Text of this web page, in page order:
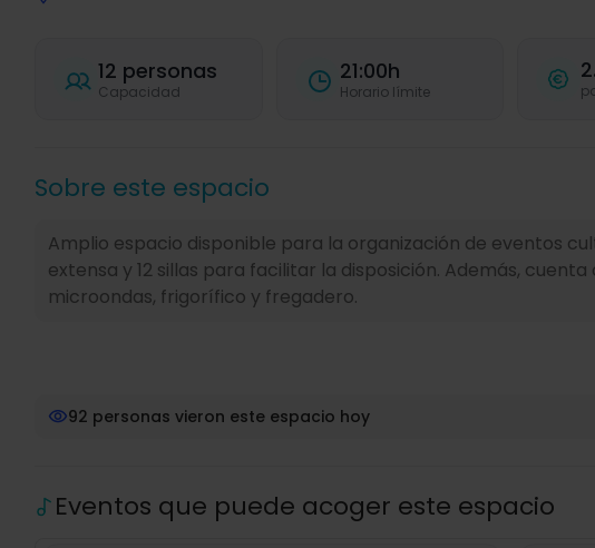
12 personas
Capacidad
21:00h
Horario límite
Sobre este espacio
Amplio espacio disponible para la organización de eventos
extensa y 12 sillas para facilitar la disposición. Además,
microondas, frigorífico y fregadero.
92 personas vieron este espacio hoy
Eventos que puede acoger este espacio